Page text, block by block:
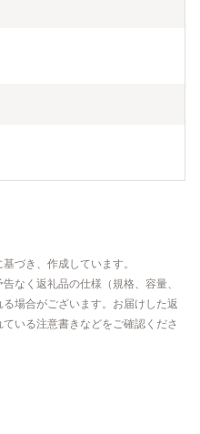
づき、作成しています。
なく返礼品の仕様（規格、容量、
場合がございます。お届けした返
いる注意書きなどをご確認くださ